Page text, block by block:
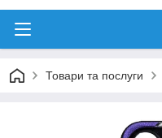
Товари та послуги